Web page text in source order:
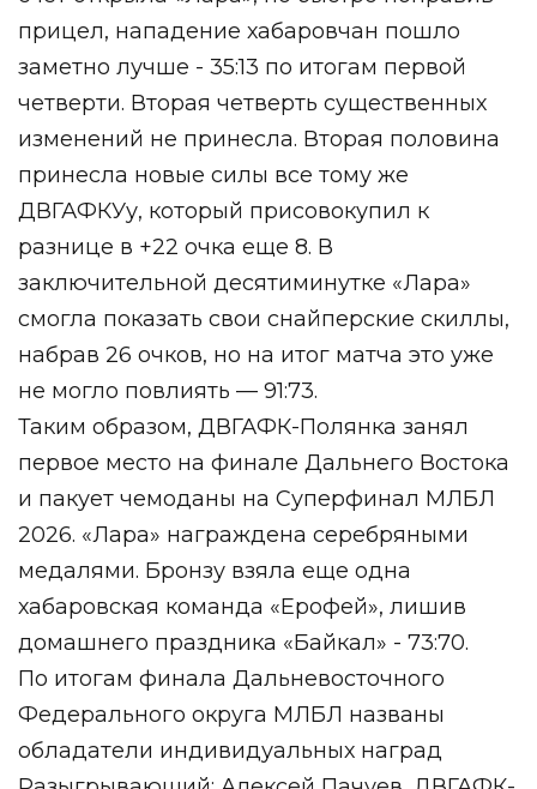
прицел, нападение хабаровчан пошло
заметно лучше - 35:13 по итогам первой
четверти. Вторая четверть существенных
изменений не принесла. Вторая половина
принесла новые силы все тому же
ДВГАФКУу, который присовокупил к
разнице в +22 очка еще 8. В
заключительной десятиминутке «Лара»
смогла показать свои снайперские скиллы,
набрав 26 очков, но на итог матча это уже
не могло повлиять — 91:73.
Таким образом, ДВГАФК-Полянка занял
первое место на финале Дальнего Востока
и пакует чемоданы на Суперфинал МЛБЛ
2026. «Лара» награждена серебряными
медалями. Бронзу взяла еще одна
хабаровская команда «Ерофей», лишив
домашнего праздника «Байкал» - 73:70.
По итогам финала Дальневосточного
Федерального округа МЛБЛ названы
обладатели индивидуальных наград